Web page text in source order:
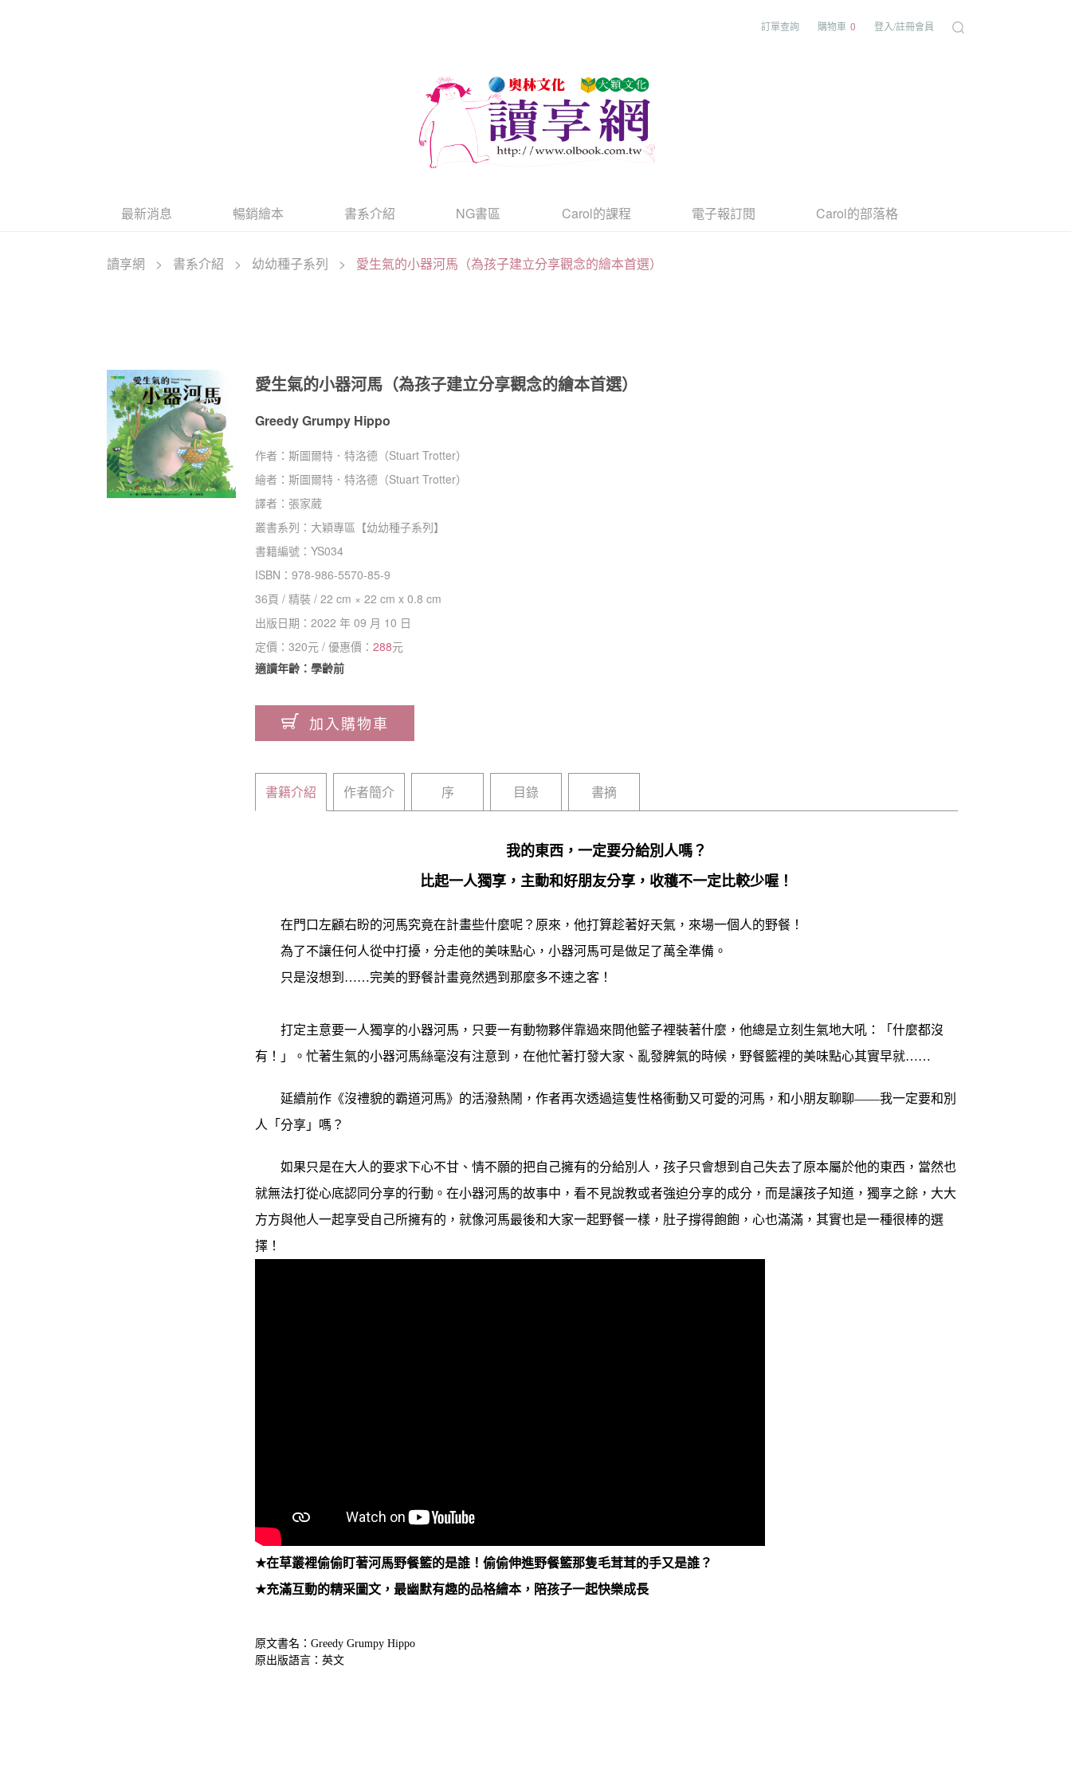
訂單查詢 購物車 0 登入/註冊會員
最新消息 暢銷繪本 書系介紹 NG書區 Carol的課程 電子報訂閱 Carol的部落格
讀享網 > 書系介紹 > 幼幼種子系列 > 愛生氣的小器河馬（為孩子建立分享觀念的繪本首選）
愛生氣的小器河馬（為孩子建立分享觀念的繪本首選）
Greedy Grumpy Hippo
作者：斯圖爾特．特洛德（Stuart Trotter）
繪者：斯圖爾特．特洛德（Stuart Trotter）
譯者： 張家葳
叢書系列： 大穎專區 【幼幼種子系列】
書籍編號：YS034
ISBN：978-986-5570-85-9
36頁 /精裝 /22 cm × 22 cm x 0.8 cm
出版日期：2022 年 09 月 10 日
定價：320元 / 優惠價：288元
適讀年齡：學齡前
加入購物車
書籍介紹 作者簡介 序 目錄 書摘
我的東西，一定要分給別人嗎？
比起一人獨享，主動和好朋友分享，收穫不一定比較少喔！
在門口左顧右盼的河馬究竟在計畫些什麼呢？原來，他打算趁著好天氣，來場一個人的野餐！
為了不讓任何人從中打擾，分走他的美味點心，小器河馬可是做足了萬全準備。
只是沒想到……完美的野餐計畫竟然遇到那麼多不速之客！
打定主意要一人獨享的小器河馬，只要一有動物夥伴靠過來問他籃子裡裝著什麼，他總是立刻生氣地大吼：「什麼都沒
有！」。忙著生氣的小器河馬絲毫沒有注意到，在他忙著打發大家、亂發脾氣的時候，野餐籃裡的美味點心其實早就……
延續前作《沒禮貌的霸道河馬》的活潑熱鬧，作者再次透過這隻性格衝動又可愛的河馬，和小朋友聊聊——我一定要和別
人「分享」嗎？
如果只是在大人的要求下心不甘、情不願的把自己擁有的分給別人，孩子只會想到自己失去了原本屬於他的東西，當然也
就無法打從心底認同分享的行動。在小器河馬的故事中，看不見說教或者強迫分享的成分，而是讓孩子知道，獨享之餘，大大
方方與他人一起享受自己所擁有的，就像河馬最後和大家一起野餐一樣，肚子撐得飽飽，心也滿滿，其實也是一種很棒的選
擇！
★在草叢裡偷偷盯著河馬野餐籃的是誰！偷偷伸進野餐籃那隻毛茸茸的手又是誰？
★充滿互動的精采圖文，最幽默有趣的品格繪本，陪孩子一起快樂成長
原文書名：Greedy Grumpy Hippo
原出版語言：英文